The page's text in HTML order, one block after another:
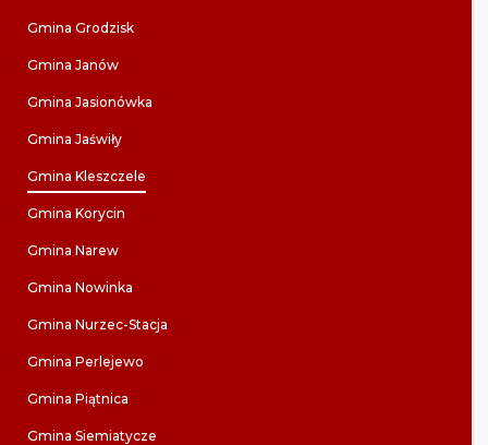
Gmina Grodzisk
Gmina Janów
Gmina Jasionówka
Gmina Jaświły
Gmina Kleszczele
Gmina Korycin
Gmina Narew
Gmina Nowinka
Gmina Nurzec-Stacja
Gmina Perlejewo
Gmina Piątnica
Gmina Siemiatycze